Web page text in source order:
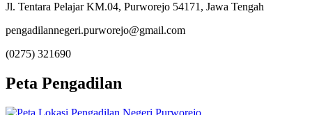
Jl. Tentara Pelajar KM.04, Purworejo 54171, Jawa Tengah
pengadilannegeri.purworejo@gmail.com
(0275) 321690
Peta Pengadilan